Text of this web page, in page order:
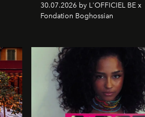
30.07.2026 by L'OFFICIEL BE x
Fondation Boghossian